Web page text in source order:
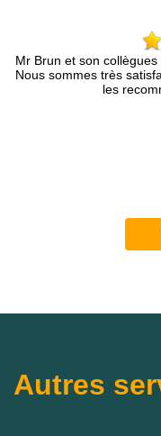
son collègues sont très
très satisfaits de leur
les recommandons
Autres